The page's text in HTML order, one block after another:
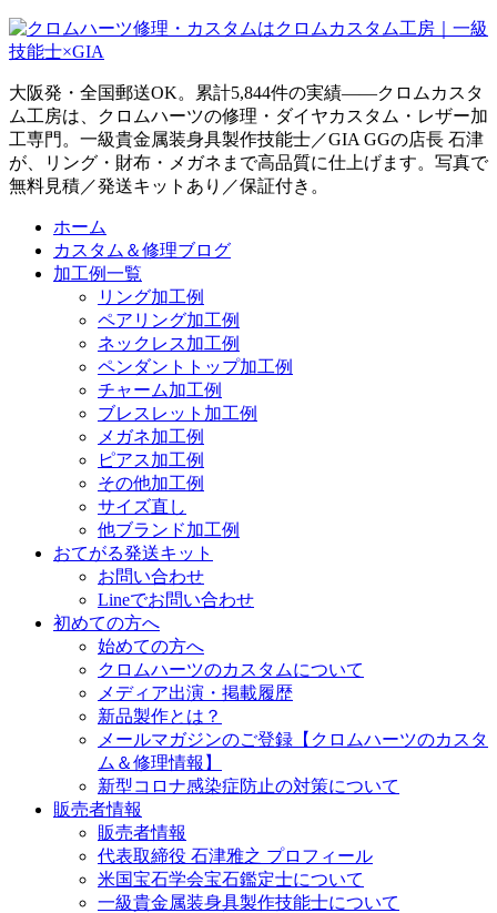
大阪発・全国郵送OK。累計5,844件の実績——クロムカスタ
ム工房は、クロムハーツの修理・ダイヤカスタム・レザー加
工専門。一級貴金属装身具製作技能士／GIA GGの店長 石津
が、リング・財布・メガネまで高品質に仕上げます。写真で
無料見積／発送キットあり／保証付き。
ホーム
カスタム＆修理ブログ
加工例一覧
リング加工例
ペアリング加工例
ネックレス加工例
ペンダントトップ加工例
チャーム加工例
ブレスレット加工例
メガネ加工例
ピアス加工例
その他加工例
サイズ直し
他ブランド加工例
おてがる発送キット
お問い合わせ
Lineでお問い合わせ
初めての方へ
始めての方へ
クロムハーツのカスタムについて
メディア出演・掲載履歴
新品製作とは？
メールマガジンのご登録【クロムハーツのカスタ
ム＆修理情報】
新型コロナ感染症防止の対策について
販売者情報
販売者情報
代表取締役 石津雅之 プロフィール
米国宝石学会宝石鑑定士について
一級貴金属装身具製作技能士について